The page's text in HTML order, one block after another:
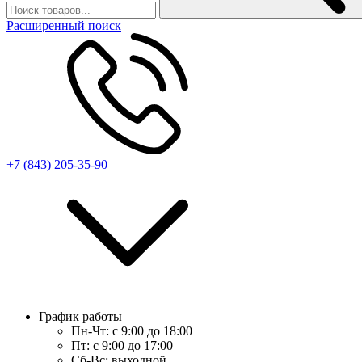
Расширенный поиск
+7 (843) 205-35-90
График работы
Пн-Чт: с 9:00 до 18:00
Пт: с 9:00 до 17:00